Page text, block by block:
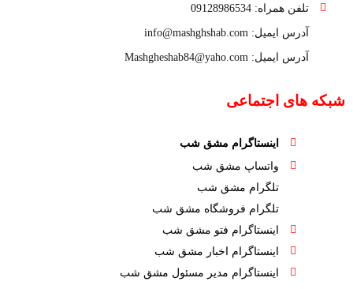
تلفن همراه: 09128986534
آدرس ایمیل: info@mashghshab.com
آدرس ایمیل: Mashgheshab84@yaho.com
شبکه های اجتماعی
اینستاگرام مشق شب
واتساپ مشق شب
تلگرام مشق شب
تلگرام فروشگاه مشق شب
اینستاگرام فتو مشق شب
اینستاگرام اخبار مشق شب
اینستاگرام مدیر مسئول مشق شب